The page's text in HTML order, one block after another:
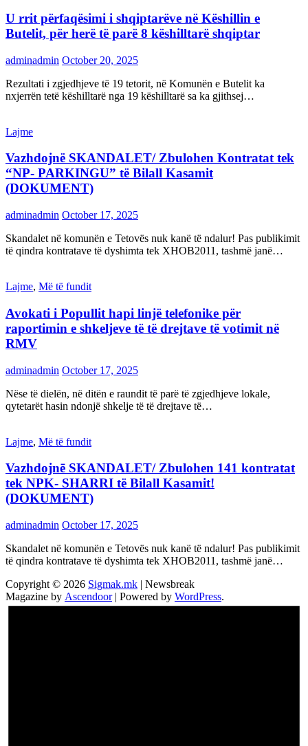
U rrit përfaqësimi i shqiptarëve në Këshillin e
Butelit, për herë të parë 8 këshilltarë shqiptar
adminadmin October 20, 2025
Rezultati i zgjedhjeve të 19 tetorit, në Komunën e Butelit ka
nxjerrën tetë këshilltarë nga 19 këshilltarë sa ka gjithsej…
Lajme
Vazhdojnë SKANDALET/ Zbulohen Kontratat tek
“NP- PARKINGU” të Bilall Kasamit
(DOKUMENT)
adminadmin October 17, 2025
Skandalet në komunën e Tetovës nuk kanë të ndalur! Pas publikimit
të qindra kontratave të dyshimta tek XHOB2011, tashmë janë…
Lajme, Më të fundit
Avokati i Popullit hapi linjë telefonike për
raportimin e shkeljeve të të drejtave të votimit në
RMV
adminadmin October 17, 2025
Nëse të dielën, në ditën e raundit të parë të zgjedhjeve lokale,
qytetarët hasin ndonjë shkelje të të drejtave të…
Lajme, Më të fundit
Vazhdojnē SKANDALET/ Zbulohen 141 kontratat
tek NPK- SHARRI të Bilall Kasamit!
(DOKUMENT)
adminadmin October 17, 2025
Skandalet në komunën e Tetovës nuk kanë të ndalur! Pas publikimit
të qindra kontratave të dyshimta tek XHOB2011, tashmë janë…
Copyright © 2026 Sigmak.mk | Newsbreak
Magazine by Ascendoor| Powered by WordPress.